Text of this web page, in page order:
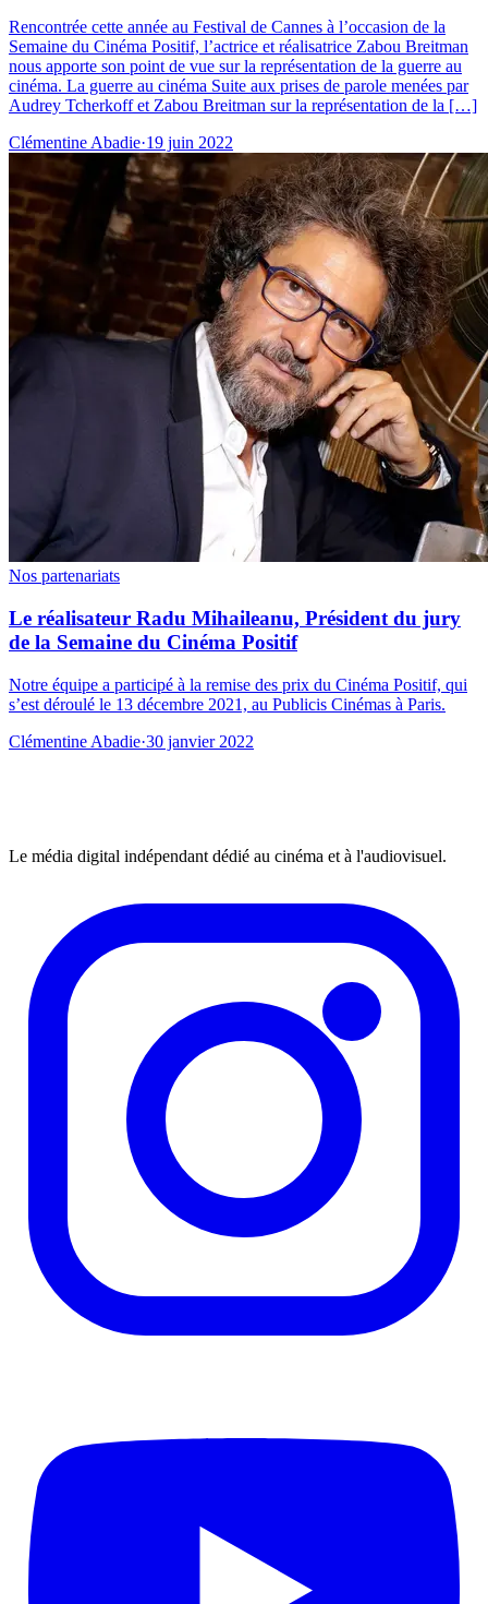
Rencontrée cette année au Festival de Cannes à l’occasion de la
Semaine du Cinéma Positif, l’actrice et réalisatrice Zabou Breitman
nous apporte son point de vue sur la représentation de la guerre au
cinéma. La guerre au cinéma Suite aux prises de parole menées par
Audrey Tcherkoff et Zabou Breitman sur la représentation de la […]
Clémentine Abadie·19 juin 2022
Nos partenariats
Le réalisateur Radu Mihaileanu, Président du jury
de la Semaine du Cinéma Positif
Notre équipe a participé à la remise des prix du Cinéma Positif, qui
s’est déroulé le 13 décembre 2021, au Publicis Cinémas à Paris.
Clémentine Abadie·30 janvier 2022
Le média digital indépendant dédié au cinéma et à l'audiovisuel.